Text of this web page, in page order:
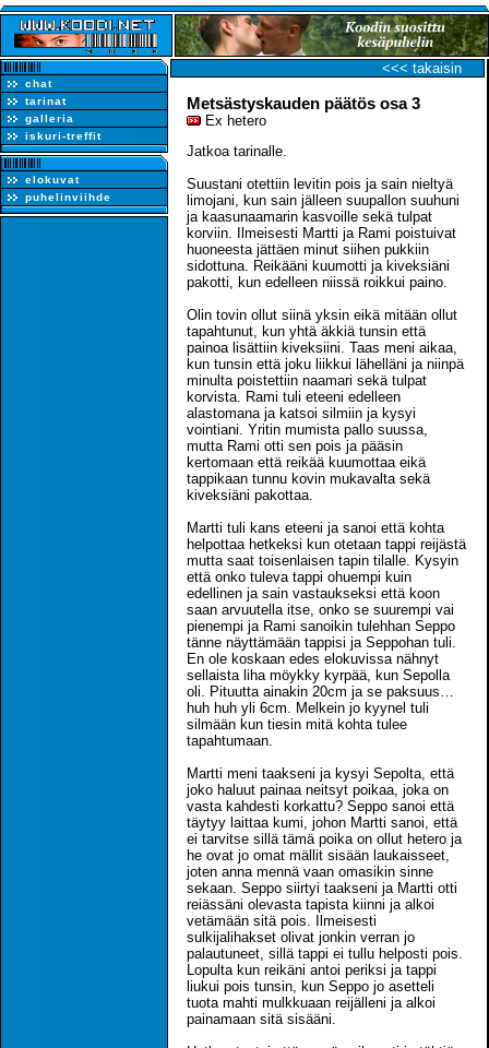
chat
tarinat
galleria
iskuri-treffit
elokuvat
puhelinviihde
<<< takaisin
Metsästyskauden päätös osa 3
Ex hetero
Jatkoa tarinalle.
Suustani otettiin levitin pois ja sain nieltyä
limojani, kun sain jälleen suupallon suuhuni
ja kaasunaamarin kasvoille sekä tulpat
korviin. Ilmeisesti Martti ja Rami poistuivat
huoneesta jättäen minut siihen pukkiin
sidottuna. Reikääni kuumotti ja kiveksiäni
pakotti, kun edelleen niissä roikkui paino.
Olin tovin ollut siinä yksin eikä mitään ollut
tapahtunut, kun yhtä äkkiä tunsin että
painoa lisättiin kiveksiini. Taas meni aikaa,
kun tunsin että joku liikkui lähelläni ja niinpä
minulta poistettiin naamari sekä tulpat
korvista. Rami tuli eteeni edelleen
alastomana ja katsoi silmiin ja kysyi
vointiani. Yritin mumista pallo suussa,
mutta Rami otti sen pois ja pääsin
kertomaan että reikää kuumottaa eikä
tappikaan tunnu kovin mukavalta sekä
kiveksiäni pakottaa.
Martti tuli kans eteeni ja sanoi että kohta
helpottaa hetkeksi kun otetaan tappi reijästä
mutta saat toisenlaisen tapin tilalle. Kysyin
että onko tuleva tappi ohuempi kuin
edellinen ja sain vastaukseksi että koon
saan arvuutella itse, onko se suurempi vai
pienempi ja Rami sanoikin tulehhan Seppo
tänne näyttämään tappisi ja Seppohan tuli.
En ole koskaan edes elokuvissa nähnyt
sellaista liha möykky kyrpää, kun Sepolla
oli. Pituutta ainakin 20cm ja se paksuus…
huh huh yli 6cm. Melkein jo kyynel tuli
silmään kun tiesin mitä kohta tulee
tapahtumaan.
Martti meni taakseni ja kysyi Sepolta, että
joko haluut painaa neitsyt poikaa, joka on
vasta kahdesti korkattu? Seppo sanoi että
täytyy laittaa kumi, johon Martti sanoi, että
ei tarvitse sillä tämä poika on ollut hetero ja
he ovat jo omat mällit sisään laukaisseet,
joten anna mennä vaan omasikin sinne
sekaan. Seppo siirtyi taakseni ja Martti otti
reiässäni olevasta tapista kiinni ja alkoi
vetämään sitä pois. Ilmeisesti
sulkijalihakset olivat jonkin verran jo
palautuneet, sillä tappi ei tullu helposti pois.
Lopulta kun reikäni antoi periksi ja tappi
liukui pois tunsin, kun Seppo jo asetteli
tuota mahti mulkkuaan reijälleni ja alkoi
painamaan sitä sisääni.